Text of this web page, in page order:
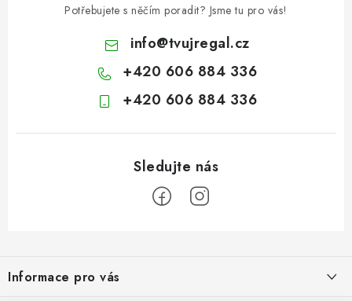
Potřebujete s něčím poradit? Jsme tu pro vás!
info@tvujregal.cz
+420 606 884 336
+420 606 884 336
pInformace pro vás